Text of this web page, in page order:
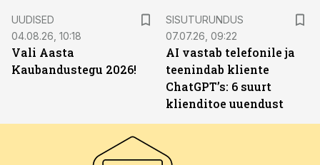
UUDISED
04.08.26, 10:18
Vali Aasta
Kaubandustegu 2026!
SISUTURUNDUS
07.07.26, 09:22
AI vastab telefonile ja
teenindab kliente
ChatGPT’s: 6 suurt
klienditoe uuendust